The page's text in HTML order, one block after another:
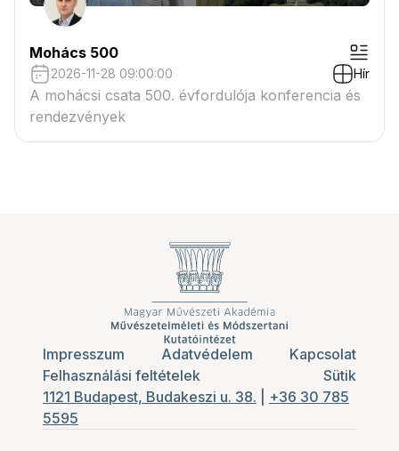
Mohács 500
2026-11-28 09:00:00 Hír
A mohácsi csata 500. évfordulója konferencia és
rendezvények
Impresszum Adatvédelem
Kapcsolat
Felhasználási feltételek
Sütik
1121 Budapest, Budakeszi u. 38.
+36 30 785
5595